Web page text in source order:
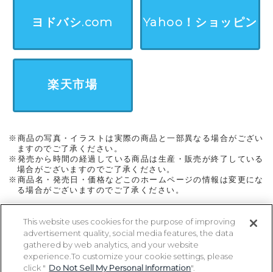
ヨドバシ.com Yahoo！ショッピン
楽天市場
※商品の写真・イラストは実際の商品と一部異なる場合がござい
ますのでご了承ください。
※発売から時間の経過している商品は生産・販売が終了している
場合がございますのでご了承ください。
※商品名・発売日・価格などこのホームページの情報は変更にな
る場合がございますのでご了承ください。
ページトップに戻る
This website uses cookies for the purpose of improving
advertisement quality, social media features, the data
gathered by web analytics, and your website
experience.To customize your cookie settings, please
click " Do Not Sell My Personal Information".